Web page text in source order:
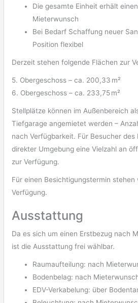
Die gesamte Einheit erhält
Mieterwunsch
Bei Bedarf Schaffung neuer
Position flexibel
Derzeit stehen folgende Flächen zur
5. Obergeschoss – ca. 200,33 m²
6. Obergeschoss – ca. 233,75 m²
Stellplätze können im Außenbereich
Tiefgarage angemietet werden –
nach Verfügbarkeit. Für Besucher des
direkter Umgebung eine Vielzahl an
zur Verfügung.
Für einen Besichtigungstermin
Verfügung.
Ausstattung
Da es sich um einen Erstbezug nach
ist die Ausstattung frei wählbar.
Raumaufteilung: nach
Bodenbelag: nach
EDV-Verkabelung: über